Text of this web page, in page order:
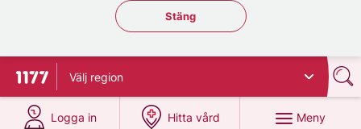
Stäng regionsväljaren
Stäng
Till startsidan för 1177
Välj region
Logga in
på 1177.se
Hitta vård
på 1177.se
Meny